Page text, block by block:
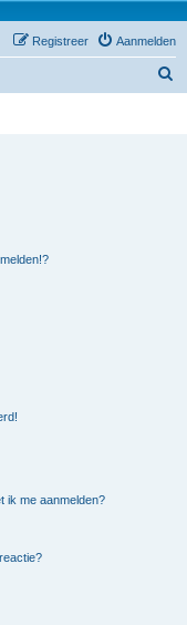
Aanmelden
Registreer
ik me aanmelden?